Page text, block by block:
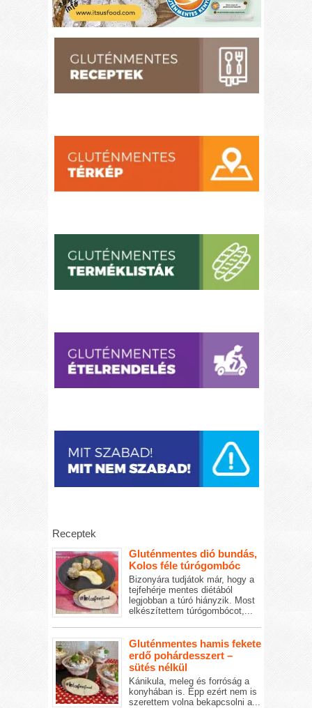
Receptek
Gluténmentes dió bundás,
Kolos féle túrógombóc
Bizonyára tudjátok már, hogy a
tejfehérje mentes diétából
legjobban a túró hiányzik. Most
elkészítettem túrógombócot,...
Gluténmentes hamis fekete
erdő pohárdesszert –
sütés nélkül
Kánikula, meleg és forróság a
konyhában is. Épp ezért nem is
szerettem volna bekapcsolni a...